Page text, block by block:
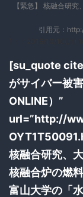
【緊急】 核融合研
引用元：
[su_quote
がサイバー被
ONLINE）”
url=”http://
核融合研究、
核融合炉の燃
富山大学の「